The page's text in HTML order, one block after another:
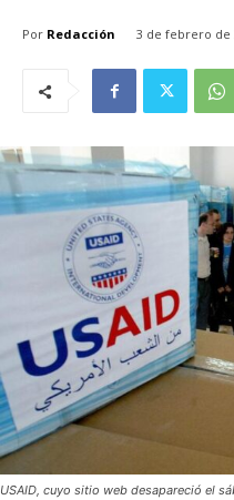
Por Redacción 3 de febrero de
USAID, cuyo sitio web desapareció el